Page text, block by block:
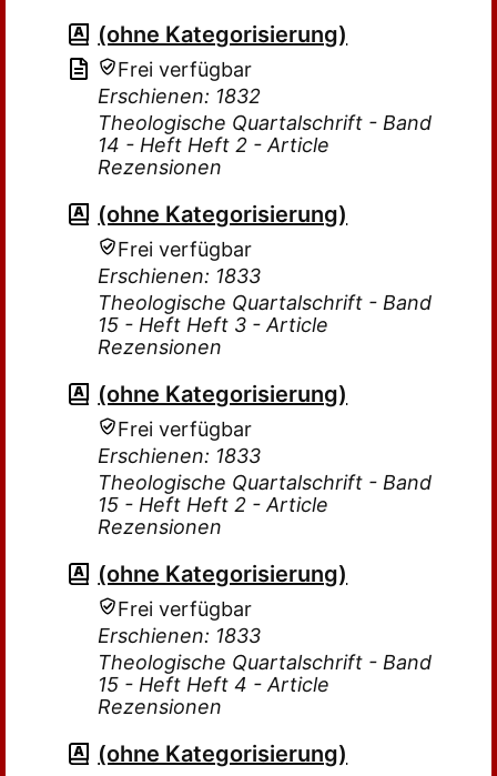
(ohne Kategorisierung)
Frei verfügbar
Erschienen: 1832
Theologische Quartalschrift - Band
14 - Heft Heft 2 - Article
Rezensionen
(ohne Kategorisierung)
Frei verfügbar
Erschienen: 1833
Theologische Quartalschrift - Band
15 - Heft Heft 3 - Article
Rezensionen
(ohne Kategorisierung)
Frei verfügbar
Erschienen: 1833
Theologische Quartalschrift - Band
15 - Heft Heft 2 - Article
Rezensionen
(ohne Kategorisierung)
Frei verfügbar
Erschienen: 1833
Theologische Quartalschrift - Band
15 - Heft Heft 4 - Article
Rezensionen
(ohne Kategorisierung)